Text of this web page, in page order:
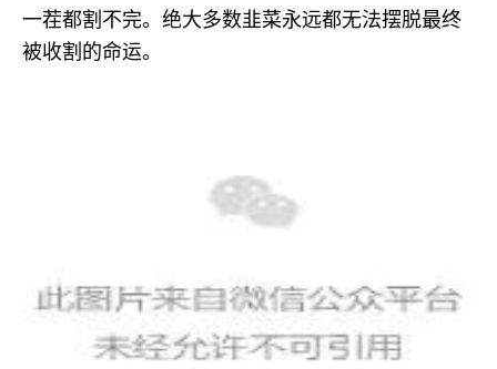
一茬都割不完。绝大多数韭菜永远都无法摆脱最终
被收割的命运。